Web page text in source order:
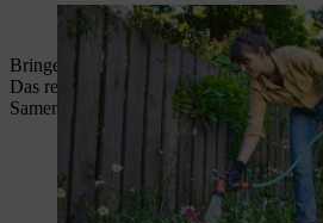
Mit dem Gartenschlauch werden die
Bringen Sie eine Mulchschicht aus Kies
Das reduziert die Verdunstung und das
Samen.